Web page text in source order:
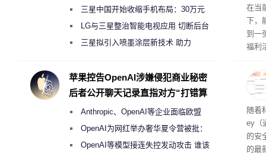
在当
下，
到一
福利
州
家
这一
（
户
随着
ey（
的安
的最
三星中国开始收缩手机布局：30万元
月销售额不达标门店 将被逐步清退
LG与三星整治智能电视应用 切断后台
偷偷共享带宽的违规行为
三星拟引入喷墨涂层新技术 助力
度
苹果控告OpenAI涉嫌侵犯商业秘密
后者公开聊天记录直指对方“打错算
Anthropic、OpenAI等企业面临欧盟
《人工智能法案》全新执法权限审查
OpenAI为网红举办奢华夏令营被批：
2000美元一晚 遭讽“反乌托邦”
OpenAI等模型接连失控发动攻击 谁该